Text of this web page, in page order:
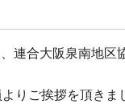
連合大阪泉南地区
りご挨拶を頂きま